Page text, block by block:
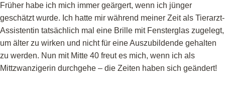
Früher habe ich mich immer geärgert, wenn ich jünger
geschätzt wurde. Ich hatte mir während meiner Zeit als Tierarzt-
Assistentin tatsächlich mal eine Brille mit Fensterglas zugelegt,
um älter zu wirken und nicht für eine Auszubildende gehalten
zu werden. Nun mit Mitte 40 freut es mich, wenn ich als
Mittzwanzigerin durchgehe – die Zeiten haben sich geändert!